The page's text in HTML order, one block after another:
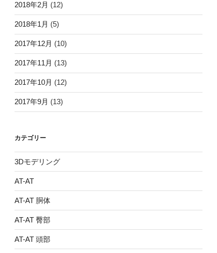
2018年2月 (12)
2018年1月 (5)
2017年12月 (10)
2017年11月 (13)
2017年10月 (12)
2017年9月 (13)
カテゴリー
3Dモデリング
AT-AT
AT-AT 胴体
AT-AT 臀部
AT-AT 頭部